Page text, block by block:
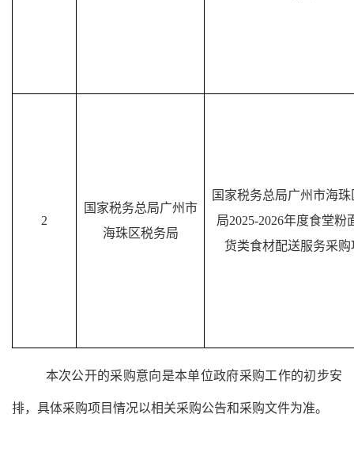
2
国家税务总局广州市
海珠区税务局
国家税务总局广州市海
局2025-2026年度食堂粉
货类食材配送服务采购
本次公开的采购意向是本单位政府采购工作的初步安
排，具体采购项目情况以相关采购公告和采购文件为准。